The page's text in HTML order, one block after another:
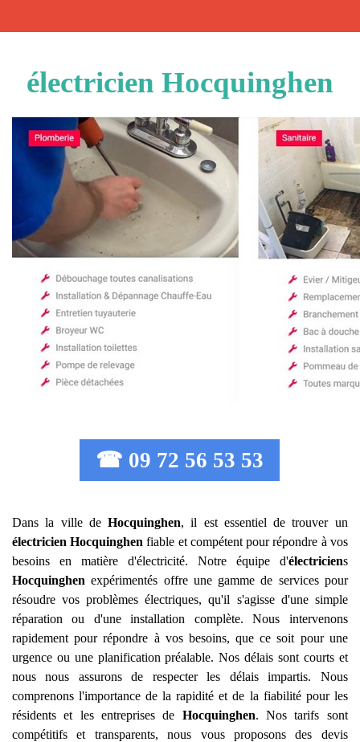
électricien Hocquinghen
☎ 09 72 56 53 53
Dans la ville deHocquinghen, il est essentiel de trouver un
électricien Hocquinghen fiable et compétent pour répondre à vos
besoins en matière d'électricité. Notre équipe d'électriciens
Hocquinghen expérimentés offre une gamme de services pour
résoudre vos problèmes électriques, qu'il s'agisse d'une simple
réparation ou d'une installation complète. Nous intervenons
rapidement pour répondre à vos besoins, que ce soit pour une
urgence ou une planification préalable. Nos délais sont courts et
nous nous assurons de respecter les délais impartis. Nous
comprenons l'importance de la rapidité et de la fiabilité pour les
résidents et les entreprises de Hocquinghen. Nos tarifs sont
compétitifs et transparents, nous vous proposons des devis